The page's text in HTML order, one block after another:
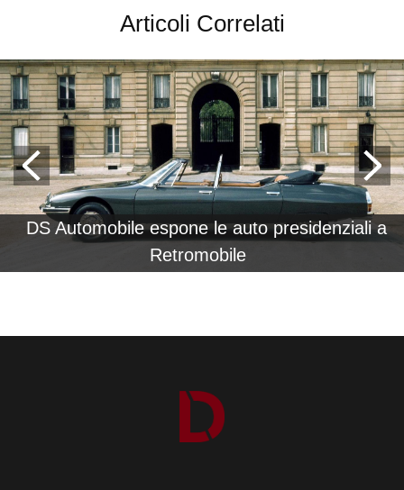
Articoli Correlati
DS Automobile espone le auto presidenziali a
Retromobile